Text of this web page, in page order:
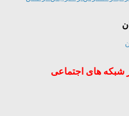
های اجتماعی